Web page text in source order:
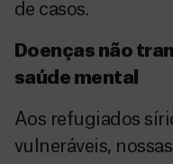
de casos.
Doenças não
saúde mental
Aos refugiados
vulneráveis,